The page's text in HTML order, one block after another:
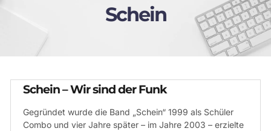
Schein
Schein – Wir sind der Funk
Gegründet wurde die Band „Schein“ 1999 als Schüler
Combo und vier Jahre später – im Jahre 2003 – erzielte